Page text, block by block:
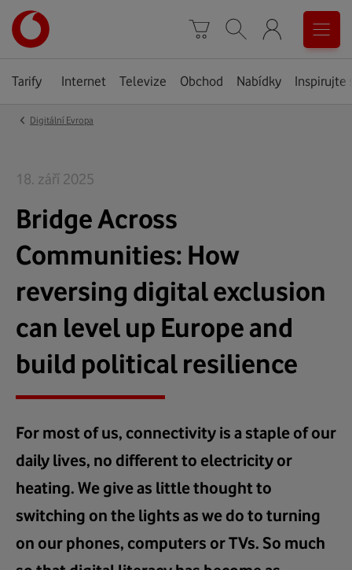
stránka
Košík Vyhledávání Menu
Tarify Internet Televize Obchod Nabídky Inspirujte
‹ Digitální Evropa
18. září 2025
Bridge Across
Communities: How
reversing digital exclusion
can level up Europe and
build political resilience
For most of us, connectivity is a staple of our
daily lives, no different to electricity or
heating. We give as little thought to
switching on the lights as we do to turning
on our phones, computers or TVs. So much